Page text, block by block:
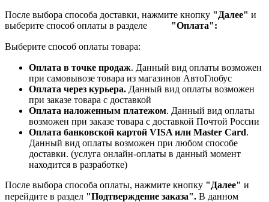
После выбора способа доставки, нажмите кнопку "Далее" и
выберите способ оплаты в разделе "Оплата":
Выберите способ оплаты товара:
Оплата в точке продаж. Данный вид оплаты возможен
при самовывозе товара из магазинов АвтоГлобус
Оплата через курьера. Данный вид оплаты возможен
при заказе товара с доставкой
Оплата наложенным платежом. Данный вид оплаты
возможен при заказе товара с доставкой Почтой России
Оплата банковской картой VISA или Master Card.
Данный вид оплаты возможен при любом способе
доставки. (услуга онлайн-оплаты в данный момент
находится в разработке)
После выбора способа оплаты, нажмите кнопку "Далее" и
перейдите в раздел "Подтверждение заказа". В данном